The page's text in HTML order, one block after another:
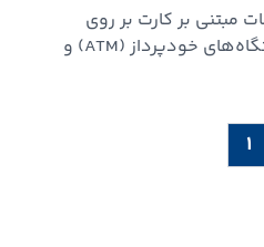
مبتنی بر کارت بر روی
درگاه‌های پرداخت (POS)، دستگاه‌های خودپرداز (ATM) و
۱